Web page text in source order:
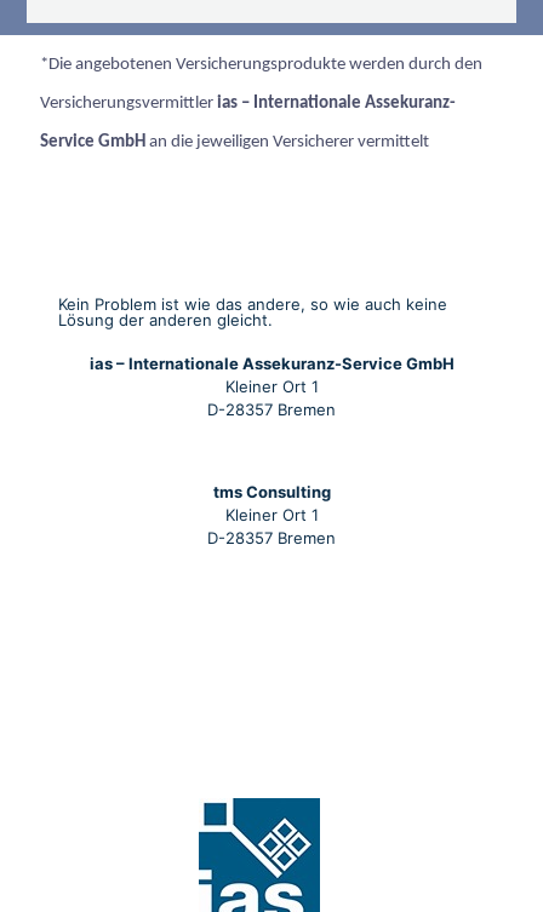
*Die angebotenen Versicherungsprodukte werden durch den
Versicherungsvermittler ias – Internationale Assekuranz-
Service GmbH an die jeweiligen Versicherer vermittelt
Kein Problem ist wie das andere, so wie auch keine
Lösung der anderen gleicht.
ias – Internationale Assekuranz-Service GmbH
Kleiner Ort 1
D-28357 Bremen
tms Consulting
Kleiner Ort 1
D-28357 Bremen